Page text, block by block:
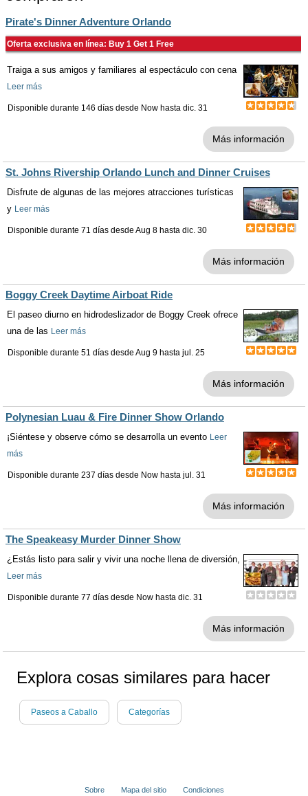
Pirate's Dinner Adventure Orlando
Oferta exclusiva en línea: Buy 1 Get 1 Free
Traiga a sus amigos y familiares al espectáculo con cena
Leer más
Disponible durante 146 días desde Now hasta dic. 31
Más información
St. Johns Rivership Orlando Lunch and Dinner Cruises
Disfrute de algunas de las mejores atracciones turísticas
y Leer más
Disponible durante 71 días desde Aug 8 hasta dic. 30
Más información
Boggy Creek Daytime Airboat Ride
El paseo diurno en hidrodeslizador de Boggy Creek ofrece
una de las Leer más
Disponible durante 51 días desde Aug 9 hasta jul. 25
Más información
Polynesian Luau & Fire Dinner Show Orlando
¡Siéntese y observe cómo se desarrolla un evento Leer
más
Disponible durante 237 días desde Now hasta jul. 31
Más información
The Speakeasy Murder Dinner Show
¿Estás listo para salir y vivir una noche llena de diversión,
Leer más
Disponible durante 77 días desde Now hasta dic. 31
Más información
Explora cosas similares para hacer
Paseos a Caballo Categorías
Sobre Mapa del sitio Condiciones